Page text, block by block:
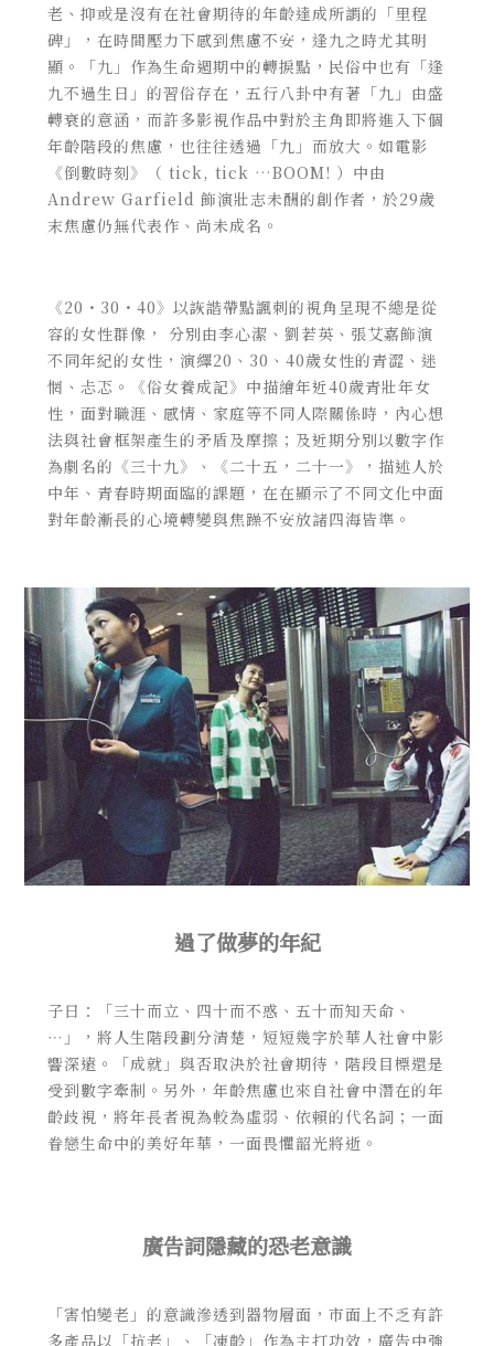
老、抑或是沒有在社會期待的年齡達成所謂的「里程
碑」，在時間壓力下感到焦慮不安，逢九之時尤其明
顯。「九」作為生命週期中的轉捩點，民俗中也有「逢
九不過生日」的習俗存在，五行八卦中有著「九」由盛
轉衰的意涵，而許多影視作品中對於主角即將進入下個
年齡階段的焦慮，也往往透過「九」而放大。如電影
《倒數時刻》（ tick, tick …BOOM! ）中由
Andrew Garfield 飾演壯志未酬的創作者，於29歲
末焦慮仍無代表作、尚未成名。
《20・30・40》以詼諧帶點諷刺的視角呈現不總是從
容的女性群像， 分別由李心潔、劉若英、張艾嘉飾演
不同年紀的女性，演繹20、30、40歲女性的青澀、迷
惘、忐忑。《俗女養成記》中描繪年近40歲青壯年女
性，面對職涯、感情、家庭等不同人際關係時，內心想
法與社會框架產生的矛盾及摩擦；及近期分別以數字作
為劇名的《三十九》、《二十五，二十一》，描述人於
中年、青春時期面臨的課題，在在顯示了不同文化中面
對年齡漸長的心境轉變與焦躁不安放諸四海皆準。
過了做夢的年紀
子曰：「三十而立、四十而不惑、五十而知天命、
⋯」，將人生階段劃分清楚，短短幾字於華人社會中影
響深遠。「成就」與否取決於社會期待，階段目標還是
受到數字牽制。另外，年齡焦慮也來自社會中潛在的年
齡歧視，將年長者視為較為虛弱、依賴的代名詞；一面
眷戀生命中的美好年華，一面畏懼韶光將逝。
廣告詞隱藏的恐老意識
「害怕變老」的意識滲透到器物層面，市面上不乏有許
多產品以「抗老」、「凍齡」作為主打功效，廣告中強